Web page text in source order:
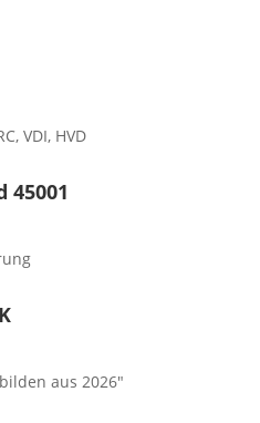
, VDI, HVD
45001